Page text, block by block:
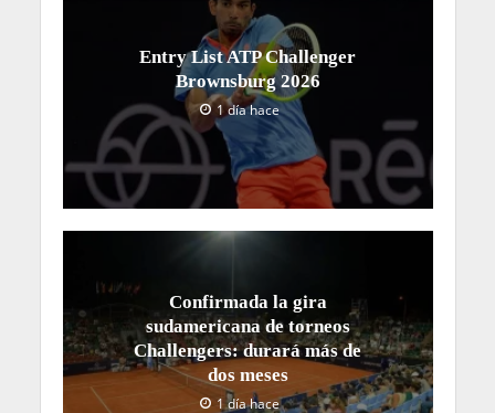
Entry List ATP Challenger
Brownsburg 2026
1 día hace
Confirmada la gira
sudamericana de torneos
Challengers: durará más de
dos meses
1 día hace